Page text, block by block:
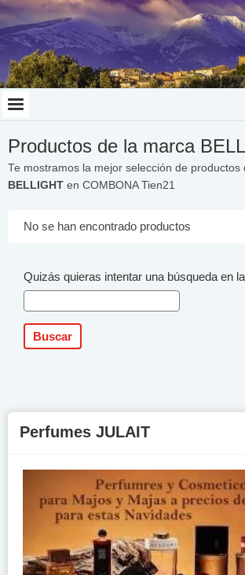
Perfumes JULAIT
Productos de la marca
Te mostramos la mejor selección de productos
BELLIGHT en COMBONA Tien21
No se han encontrado productos
Quizás quieras intentar una búsqueda en